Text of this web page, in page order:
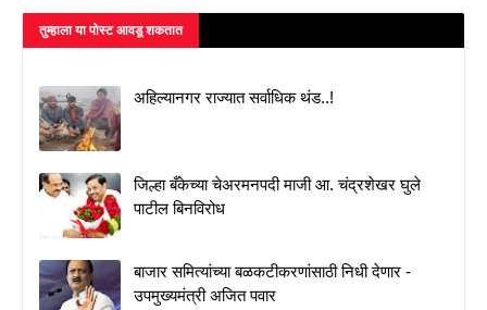
तुम्‍हाला या पोस्‍ट आवडू शकतात
अहिल्यानगर राज्यात सर्वाधिक थंड..!
जिल्हा बँकेच्या चेअरमनपदी माजी आ. चंद्रशेखर घुले
पाटील बिनविरोध
बाजार समित्यांच्या बळकटीकरणांसाठी निधी देणार -
उपमुख्यमंत्री अजित पवार